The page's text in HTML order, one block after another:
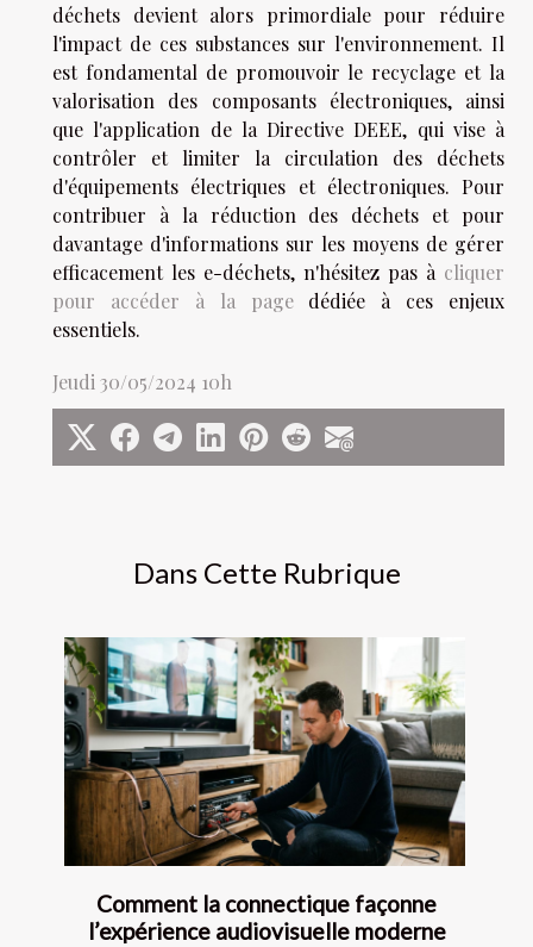
Dans Cette Rubrique
Comment la connectique façonne
l’expérience audiovisuelle moderne
déchets devient alors primordiale pour réduire
l'impact de ces substances sur l'environnement. Il
est fondamental de promouvoir le recyclage et la
valorisation des composants électroniques, ainsi
que l'application de la Directive DEEE, qui vise à
contrôler et limiter la circulation des déchets
d'équipements électriques et électroniques. Pour
contribuer à la réduction des déchets et pour
davantage d'informations sur les moyens de gérer
efficacement les e-déchets, n'hésitez pas à cliquer
pour accéder à la pagedédiée à ces enjeux
essentiels.
Jeudi 30/05/2024 10h